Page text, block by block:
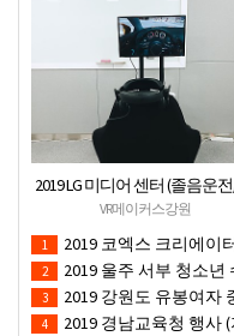
2019 LG 미디어 센터 (졸음운
주운전 체험 행사) VR 체험 - VR
대여 행사
VR메이커스강원
1 2019 코엑스 크리에이터 페스티벌
2 2019 울주 서부 청소년
3 2019 강원도 유봉여자 중학교(학교
4 2019 경남교육청 행사 (지진